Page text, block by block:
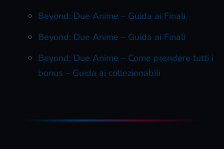
Beyond: Due Anime – Guida ai Finali
Beyond: Due Anime – Guida ai Finali
Beyond: Due Anime – Come prendere tutti i
bonus – Guida ai collezionabili